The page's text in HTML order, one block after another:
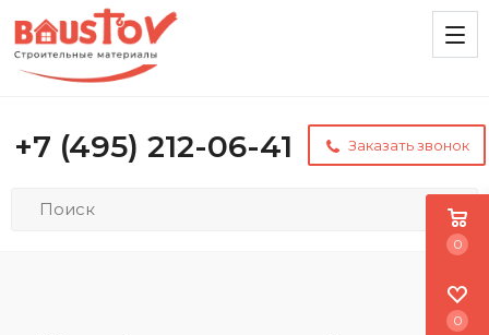
+7 (495) 212-06-41 Заказать звонок
0
0